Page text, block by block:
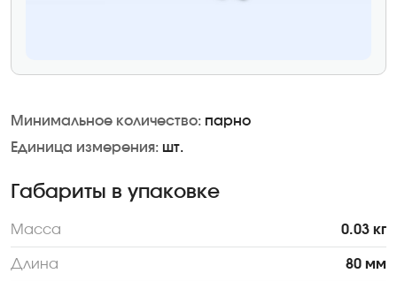
Минимальное количество: парно
Единица измерения: шт.
Габариты в упаковке
Масса 0.03 кг
Длина 80 мм